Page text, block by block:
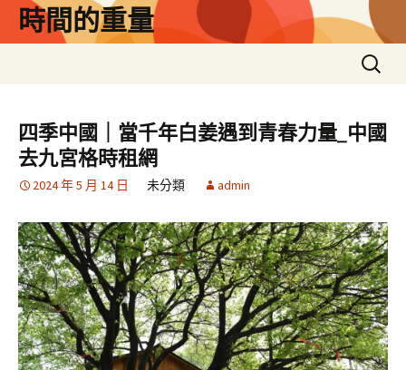
時間的重量
搜
尋
鍵
字:
四季中國｜當千年白姜遇到青春力量_中國
去九宮格時租網
2024 年 5 月 14 日 未分類 admin